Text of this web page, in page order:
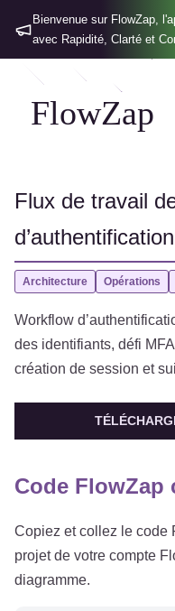
Bienvenue sur FlowZap,
avec Rapidité, Clarté et
FlowZap
Flux de travail
d’authentification
Architecture Opérations
Workflow
des identifiants, défi
création de session et
Code FlowZap
Copiez et collez le code
projet de votre compte
diagramme.